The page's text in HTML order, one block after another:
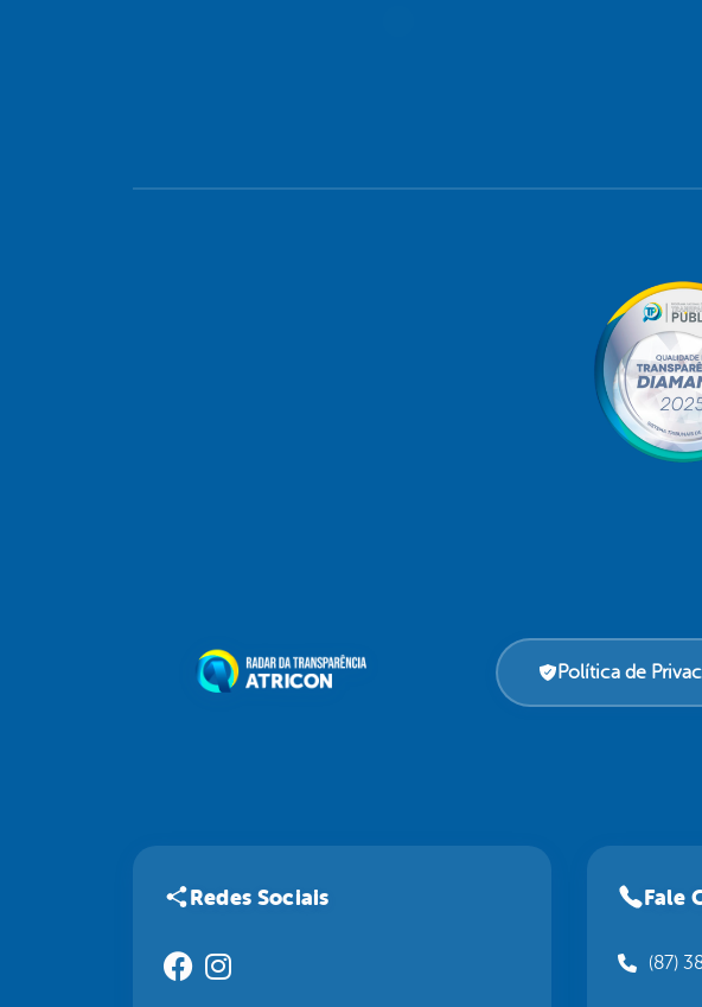
Política de
Redes Sociais Fale
(87)